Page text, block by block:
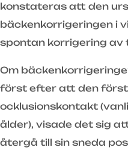
konstateras att den
bäckenkorrigeringen i
spontan korrigering av
Om
först efter att den
ocklusionskontakt
ålder), visade det sig
återgå till sin sneda